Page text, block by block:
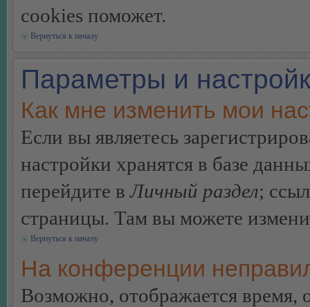
cookies поможет.
Вернуться к началу
Параметры и
Как мне изменить мои
Если вы являетесь
настройки хранятся в базе
перейдите вЛичный раздел;
страницы. Там вы можете
Вернуться к началу
На конференции
Возможно, отображается время,